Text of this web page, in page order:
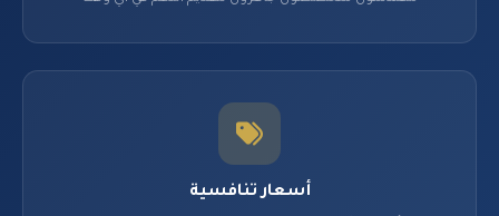
أسعار تنافسية